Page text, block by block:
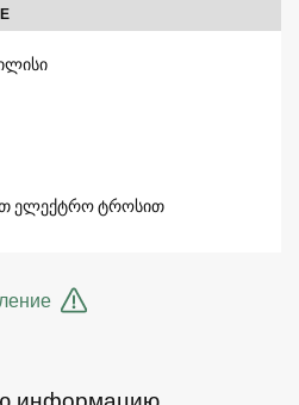
ელექტრო ტროსით